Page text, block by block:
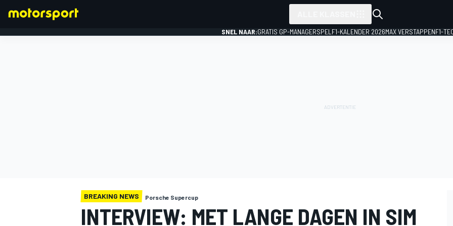
SNEL NAAR:GRATIS GP-MANAGERSPEL F1-KALENDER 2026MAX VERSTAPPENF1-
BREAKING NEWS Porsche Supercup
INTERVIEW: MET LANGE DAGEN IN SIM